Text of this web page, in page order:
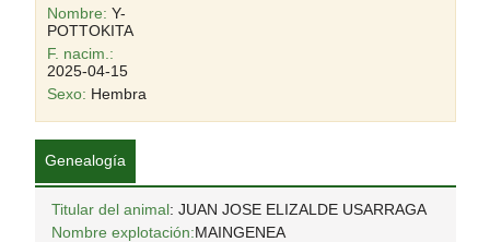
Nombre: Y-
POTTOKITA
F. nacim.:
2025-04-15
Sexo: Hembra
Genealogía
Titular del animal: JUAN JOSE ELIZALDE USARRAGA
Nombre explotación:MAINGENEA